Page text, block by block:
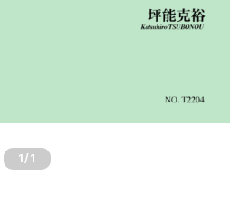
1 /1